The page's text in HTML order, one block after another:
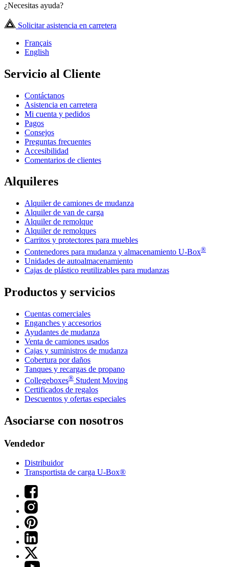
¿Necesitas ayuda?
Solicitar asistencia en carretera
Français
English
Servicio al Cliente
Contáctanos
Asistencia en carretera
Mi cuenta y pedidos
Pagos
Consejos
Preguntas frecuentes
Accesibilidad
Comentarios de clientes
Alquileres
Alquiler de camiones de mudanza
Alquiler de van de carga
Alquiler de remolque
Alquiler de remolques
Carritos y protectores para muebles
Contenedores para mudanza y almacenamiento U-Box®
Unidades de autoalmacenamiento
Cajas de plástico reutilizables para mudanzas
Productos y servicios
Cuentas comerciales
Enganches y accesorios
Ayudantes de mudanza
Venta de camiones usados
Cajas y suministros de mudanza
Cobertura por daños
Tanques y recargas de propano
Collegeboxes® Student Moving
Certificados de regalos
Descuentos y ofertas especiales
Asociarse con nosotros
Vendedor
Distribuidor
Transportista de carga U-Box®